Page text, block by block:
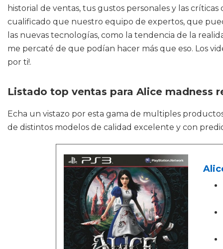
historial de ventas, tus gustos personales y las
cualificado que nuestro equipo de expertos, que
las nuevas tecnologías, como la tendencia de la
me percaté de que podían hacer más que eso. Los
por ti!.
Listado top ventas para Alice madness
Echa un vistazo por esta gama de multiples
de distintos modelos de calidad excelente y con